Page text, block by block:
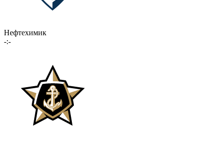
Нефтехимик
-:-